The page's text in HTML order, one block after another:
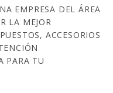
EMPRESA DEL ÁREA
LA MEJOR
ACCESORIOS
PARA TU